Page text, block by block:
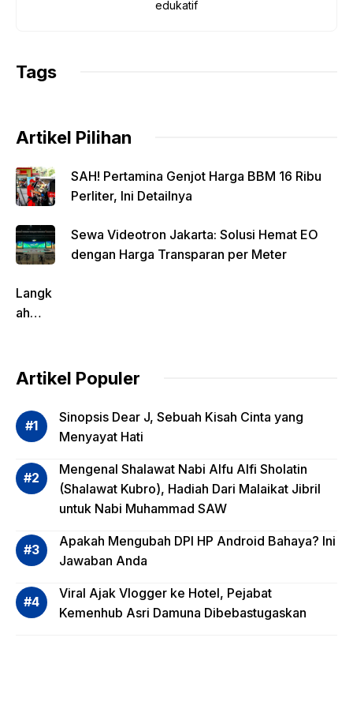
edukatif
Tags
Artikel Pilihan
SAH! Pertamina Genjot Harga BBM 16 Ribu
Perliter, Ini Detailnya
Sewa Videotron Jakarta: Solusi Hemat EO
dengan Harga Transparan per Meter
Langk
ah
dalam
si
Risiko
asi
Reksa
Saja?
Artikel Populer
Sinopsis Dear J, Sebuah Kisah Cinta yang
Menyayat Hati
Mengenal Shalawat Nabi Alfu Alfi Sholatin
(Shalawat Kubro), Hadiah Dari Malaikat Jibril
untuk Nabi Muhammad SAW
Apakah Mengubah DPI HP Android Bahaya? Ini
Jawaban Anda
Viral Ajak Vlogger ke Hotel, Pejabat
Kemenhub Asri Damuna Dibebastugaskan